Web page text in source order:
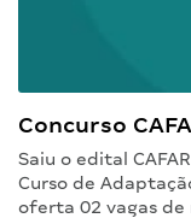
Concurso
Saiu o edital
Curso de
oferta 02 vagas de